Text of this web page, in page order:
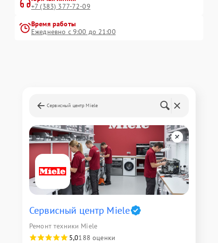
+7 (383) 377-72-09
Время работы
Ежедневно с 9:00 до 21:00
Сервисный центр Miele
Сервисный центр Miele
Ремонт техники Miele
5,0188 оценки